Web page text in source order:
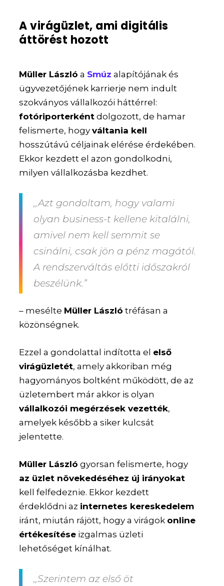
A virágüzlet, ami digitális
áttörést hozott
Müller László a Smúz alapítójának és
ügyvezetőjének karrierje nem indult
szokványos vállalkozói háttérrel:
fotóriporterként dolgozott, de hamar
felismerte, hogyváltania kell
hosszútávú céljainak elérése érdekében.
Ekkor kezdett el azon gondolkodni,
milyen vállalkozásba kezdhet.
,,Azt gondoltam, hogy valami
olyan business-t kellene kitalálni,
amivel nem kell semmit se
csinálni, csak jön a pénz magától.
A rendszerváltás előtti időszakról
beszélünk.”
– mesélte Müller László tréfásan a
közönségnek.
Ezzel a gondolattal indította el első
virágüzletét, amely akkoriban még
hagyományos boltként működött, de az
üzletembert már akkor is olyan
vállalkozói megérzések vezették,
amelyek később a siker kulcsát
jelentette.
Müller László gyorsan felismerte, hogy
az üzlet növekedéséhez új irányokat
kell felfedeznie. Ekkor kezdett
érdeklődni az internetes kereskedelem
iránt, miután rájött, hogy a virágok online
értékesítése izgalmas üzleti
lehetőséget kínálhat.
,,Szerintem az első öt